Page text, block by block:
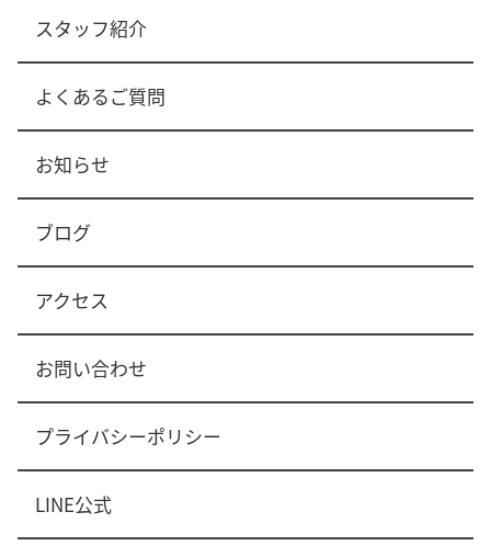
スタッフ紹介
よくあるご質問
お知らせ
ブログ
アクセス
お問い合わせ
プライバシーポリシー
LINE公式